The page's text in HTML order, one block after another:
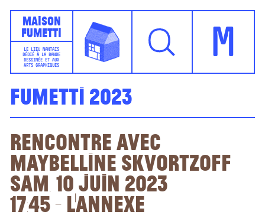
Maison
Fumetti
LE LIEU NANTAIS
DÉDIÉ À LA BANDE
DESSINÉE ET AUX
ARTS GRAPHIQUES
M
Fumetti 2023
Rencontre avec
Maybelline Skvortzoff
Sam. 10 juin 2023
17:45 - L'Annexe